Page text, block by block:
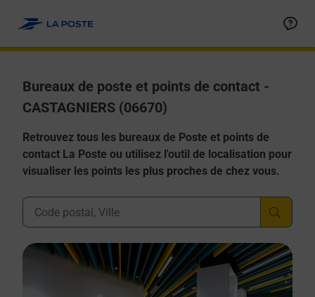
Bureaux de poste et points de contact -
CASTAGNIERS (06670)
Retrouvez tous les bureaux de Poste et points de
contact La Poste ou utilisez l'outil de localisation pour
visualiser les points les plus proches de chez vous.
Ville, Département, Code Postal